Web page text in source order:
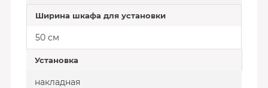
Ширина шкафа для установки
50 см
Установка
накладная